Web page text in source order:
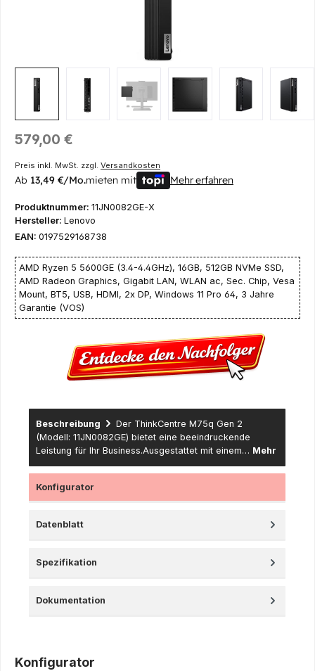
Regulärer Preis:
579,00 €
Preis inkl. MwSt. zzgl. Versandkosten
Ab 13,49 €/Mo.mieten mit Mehr erfahren
Produktnummer: 11JN0082GE-X
Hersteller: Lenovo
EAN: 0197529168738
AMD Ryzen 5 5600GE (3.4-4.4GHz), 16GB, 512GB NVMe SSD,
AMD Radeon Graphics, Gigabit LAN, WLAN ac, Sec. Chip, Vesa
Mount, BT5, USB, HDMI, 2x DP, Windows 11 Pro 64, 3 Jahre
Garantie (VOS)
Beschreibung
Der ThinkCentre M75q Gen 2
(Modell: 11JN0082GE) bietet eine beeindruckende
Leistung für Ihr Business.Ausgestattet mit einem… Mehr
Konfigurator
Datenblatt
Spezifikation
Dokumentation
Konfigurator